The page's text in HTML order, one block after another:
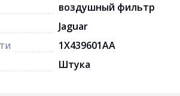
воздушный фильтр
Jaguar
1X439601AA
Штука